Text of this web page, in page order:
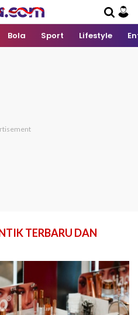
Bola Sport Lifestyle
TERBARU DAN